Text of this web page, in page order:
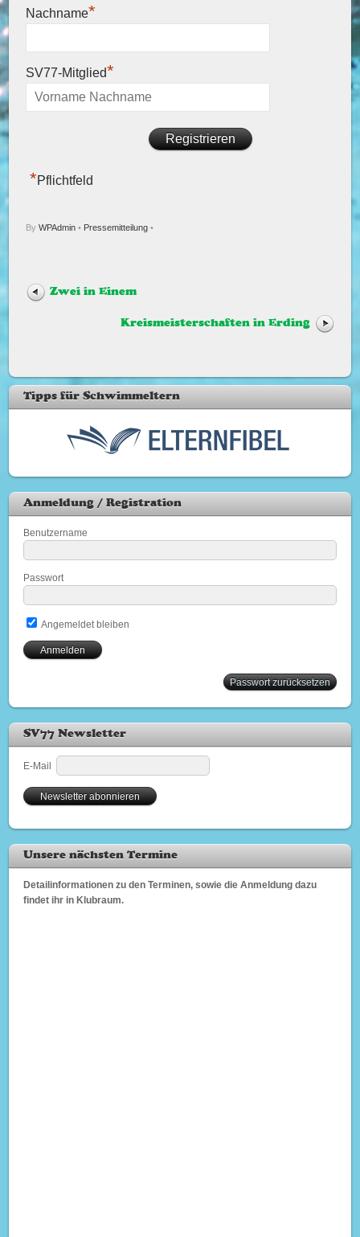
Nachname*
SV77-Mitglied*
*Pflichtfeld
ByWPAdmin • Pressemitteilung •
Zwei in Einem
Kreismeisterschaften in Erding
Tipps für Schwimmeltern
Anmeldung / Registration
Benutzername
Passwort
Angemeldet bleiben
Passwort zurücksetzen
SV77 Newsletter
E-Mail
Unsere nächsten Termine
Detailinformationen zu den Terminen, sowie die Anmeldung dazu
findet ihr in Klubraum.